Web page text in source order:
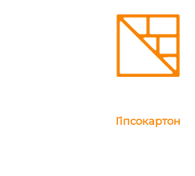
Гіпсокартон